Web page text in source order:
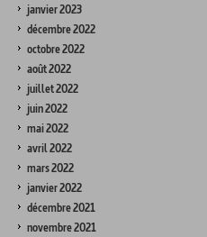
janvier 2023
décembre 2022
octobre 2022
août 2022
juillet 2022
juin 2022
mai 2022
avril 2022
mars 2022
janvier 2022
décembre 2021
novembre 2021